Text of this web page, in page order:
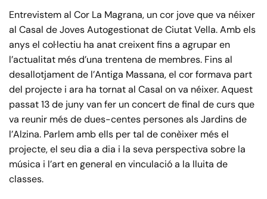
Entrevistem al Cor La Magrana, un cor jove que va néixer
al Casal de Joves Autogestionat de Ciutat Vella. Amb els
anys el col·lectiu ha anat creixent fins a agrupar en
l’actualitat més d’una trentena de membres. Fins al
desallotjament de l’Antiga Massana, el cor formava part
del projecte i ara ha tornat al Casal on va néixer. Aquest
passat 13 de juny van fer un concert de final de curs que
va reunir més de dues-centes persones als Jardins de
l’Alzina. Parlem amb ells per tal de conèixer més el
projecte, el seu dia a dia i la seva perspectiva sobre la
música i l’art en general en vinculació a la lluita de
classes.